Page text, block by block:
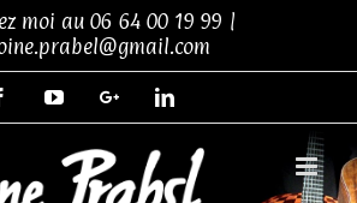
moi au 06 64 00 19 99 |
FacebookYouTubeGoogle+LinkedIn